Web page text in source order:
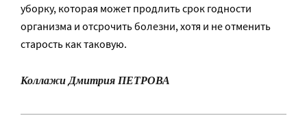
уборку, которая может продлить срок годности
организма и отсрочить болезни, хотя и не отменить
старость как таковую.
Коллажи Дмитрия ПЕТРОВА